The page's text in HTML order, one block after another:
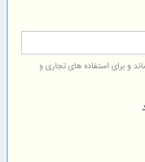
و برای استفاده های تجاری و